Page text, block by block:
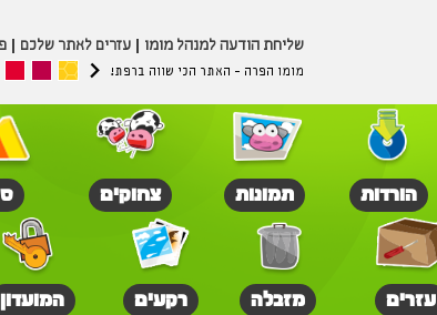
שליחת הודעה למנהל מומו עזרים לאתר שלכם
מומו הפרה - האתר הכי שווה ברפת!
הורדות תמונות צחוקים
עזרים מזבלה רקעים המועדון